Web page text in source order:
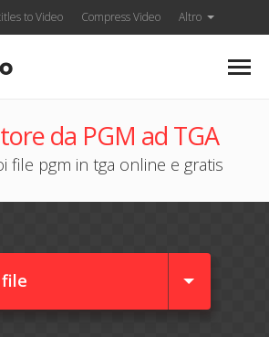
to Video Compress Video Altro
da PGM ad TGA
file pgm in tga online e gratis